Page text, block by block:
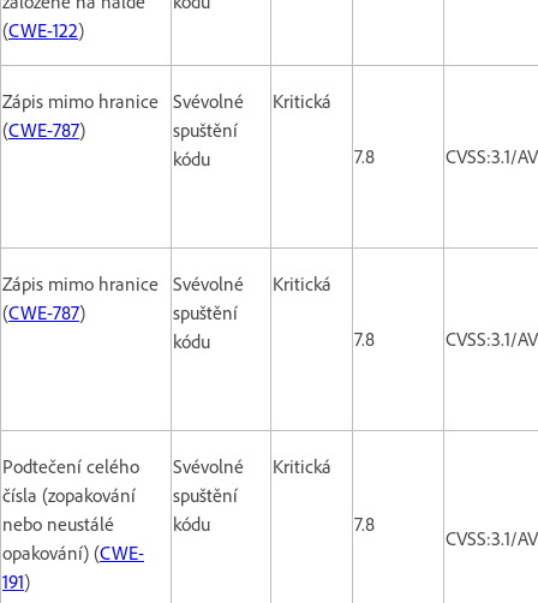
(CWE-122)
Zápis mimo hranice
(CWE-787)
Svévolné
spuštění
kódu
Kritická
7.8 CVSS:3.1/
Zápis mimo hranice
(CWE-787)
Svévolné
spuštění
kódu
Kritická
7.8 CVSS:3.1/
Podtečení celého
čísla (zopakování
nebo neustálé
opakování) (CWE-
191)
Svévolné
spuštění
kódu
Kritická
7.8
CVSS:3.1/